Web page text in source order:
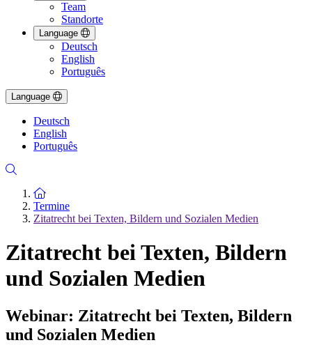
Team
Standorte
Language
Deutsch
English
Português
Language
Deutsch
English
Português
Zur Startseite
Termine
Zitatrecht bei Texten, Bildern und Sozialen Medien
Zitatrecht bei Texten, Bildern
und Sozialen Medien
Webinar: Zitatrecht bei Texten, Bildern
und Sozialen Medien